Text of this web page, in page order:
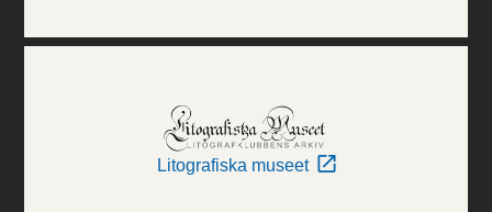
Litografiska museet